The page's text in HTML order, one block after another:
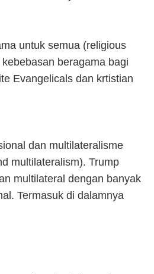
untuk semua (religious
beragama bagi
Evangelicals dan krtistian
dan multilateralisme
multilateralism). Trump
multilateral dengan banyak
Termasuk di dalamnya